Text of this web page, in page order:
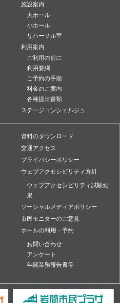
施設案内
大ホール
小ホール
リハーサル室
利用案内
ご利用の前に
利用要綱
ご予約の手順
料金のご案内
各種提出書類
ステージコンシェルジュ
資料のダウンロード
交通アクセス
プライバシーポリシー
ウェブアクセシビリティ方針
ウェブアクセシビリティ試験結
果
ソーシャルメディアポリシー
市民モニターのご意見
ホールの利用・予約
お問い合わせ
アンケート
年間業務報告書等